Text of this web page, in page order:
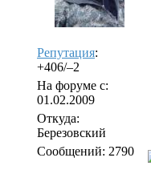
Репутация:
+406/–2
На форуме с:
01.02.2009
Откуда:
Березовский
Сообщений: 2790